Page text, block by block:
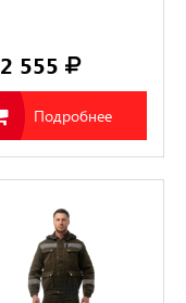
555
Подробнее